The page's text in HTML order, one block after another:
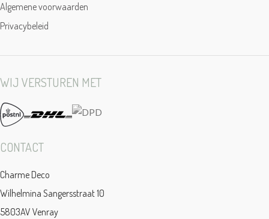
Algemene voorwaarden
Privacybeleid
WIJ VERSTUREN MET
CONTACT
Charme Deco
Wilhelmina Sangersstraat 10
5803AV Venray